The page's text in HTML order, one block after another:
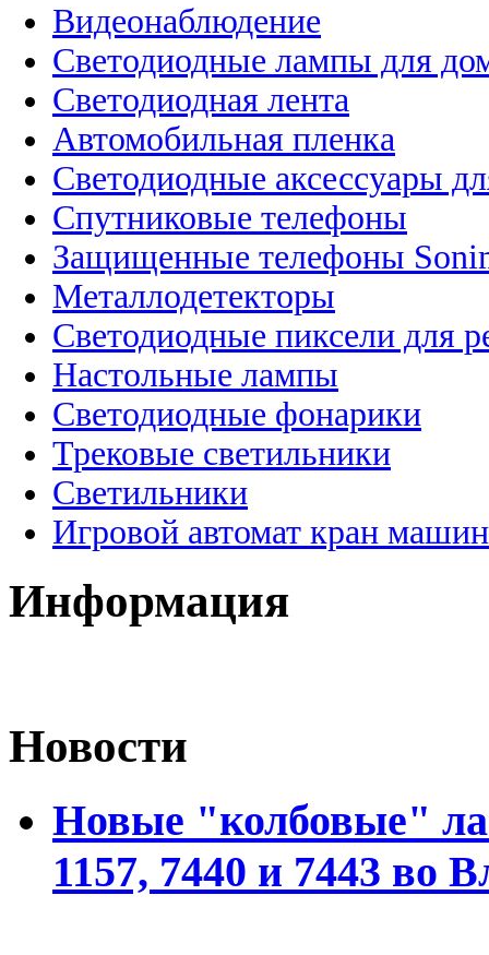
Видеонаблюдение
Светодиодные лампы для
Светодиодная лента
Автомобильная пленка
Светодиодные аксессуары
Спутниковые телефоны
Защищенные телефоны
Металлодетекторы
Светодиодные пиксели для
Настольные лампы
Светодиодные фонарики
Трековые светильники
Светильники
Игровой автомат кран
Информация
Новости
Новые "колбовые"
1157, 7440 и 7443 во